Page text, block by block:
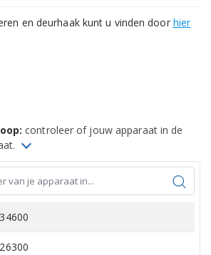
en deurhaak kunt u vinden door hier
controleer of jouw apparaat in de